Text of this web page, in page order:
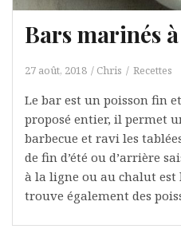
Bars marinés
27 août, 2018 Chris Recettes
Le bar est un poisson fin
proposé entier, il permet
barbecue et ravi les
de fin d’été ou d’arrière
à la ligne ou au chalut
trouve également des